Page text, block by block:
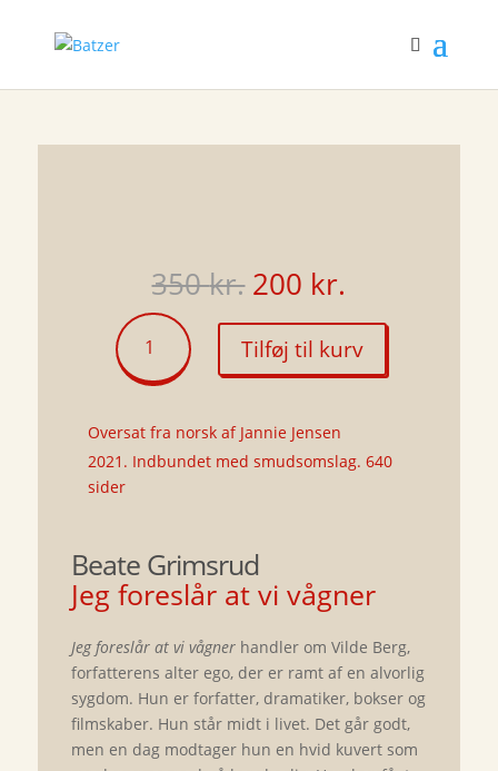
350kr. Den
oprindelige
pris
var:
350 kr..
200 kr.
pris
er:
200 kr..
Jeg
foreslår
at
vågner
Tilføj til kurv
Oversat fra norsk af Jannie Jensen
2021. Indbundet med smudsomslag. 640
sider
Beate Grimsrud
Jeg foreslår at vi vågner
Jeg foreslår at vi vågnerhandler om Vilde Berg,
forfatterens alter ego, der er ramt af en alvorlig
sygdom. Hun er forfatter, dramatiker, bokser og
filmskaber. Hun står midt i livet. Det går godt,
men en dag modtager hun en hvid kuvert som